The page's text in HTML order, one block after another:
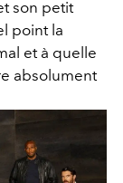
son petit
point la
et à quelle
absolument